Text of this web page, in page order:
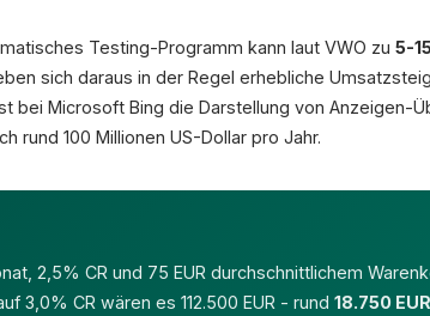
Testing-Programm kann laut VWO zu 5-
sich daraus in der Regel erhebliche
bei Microsoft Bing die Darstellung von Anzeigen-
rund 100 Millionen US-Dollar pro Jahr.
2,5% CR und 75 EUR durchschnittlichem
3,0% CR wären es 112.500 EUR - rund 18.750